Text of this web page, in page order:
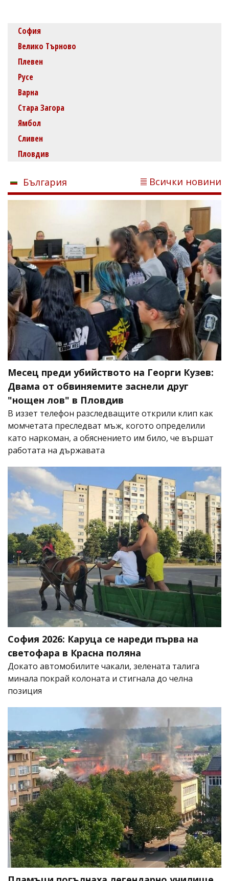
София
Велико Търново
Плевен
Русе
Варна
Стара Загора
Ямбол
Сливен
Пловдив
България Всички новини
Месец преди убийството на Георги Кузев:
Двама от обвиняемите заснели друг
"нощен лов" в Пловдив
В иззет телефон разследващите открили клип как
момчетата преследват мъж, когото определили
като наркоман, а обяснението им било, че вършат
работата на държавата
София 2026: Каруца се нареди първа на
светофара в Красна поляна
Докато автомобилите чакали, зелената талига
минала покрай колоната и стигнала до челна
позиция